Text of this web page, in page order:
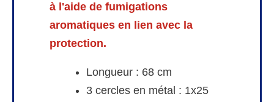
à l'aide de fumigations
aromatiques en lien avec la
protection.
Longueur : 68 cm
3 cercles en métal : 1x25